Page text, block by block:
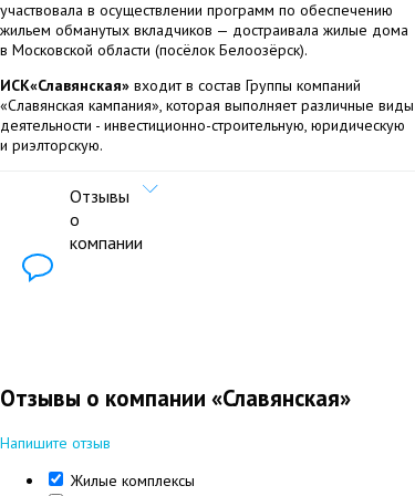
участвовала в осуществлении программ по обеспечению
жильем обманутых вкладчиков — достраивала жилые дома
в Московской области (посёлок Белоозёрск).
ИСК«Славянская» входит в состав Группы компаний
«Славянская кампания», которая выполняет различные виды
деятельности - инвестиционно-строительную, юридическую
и риэлторскую.
Отзывы
о
компании
Отзывы о компании «Славянская»
Напишите отзыв
Жилые комплексы